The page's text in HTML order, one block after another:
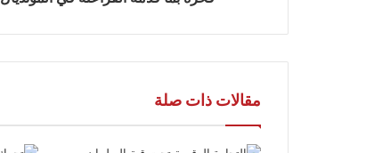
مقالات ذات صلة